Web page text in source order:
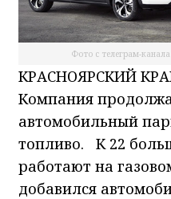
Фото с телеграм-
КРАСНОЯРСКИЙ
Компания
автомобильный
топливо. К 22
работают на
добавился